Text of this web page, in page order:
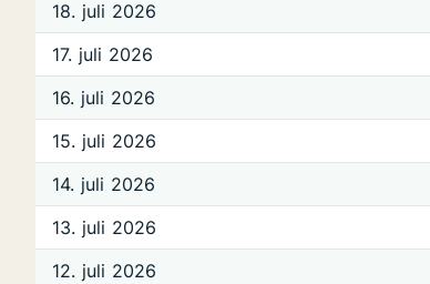
18. juli 2026
17. juli 2026
16. juli 2026
15. juli 2026
14. juli 2026
13. juli 2026
12. juli 2026